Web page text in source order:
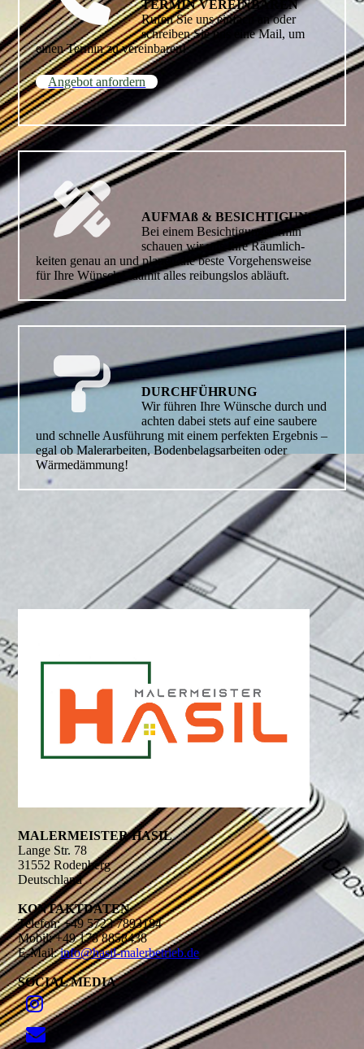
TERMIN VEREINBAREN
Rufen Sie uns einfach an oder
schreiben Sie uns eine Mail, um
einen Termin zu vereinbaren!
Angebot anfordern
AUFMAß & BESICHTI­GUNG
Bei einem Besichtigungstermin
schauen wir uns Ihre Räumlich­
keiten genau an und planen die beste Vorgehensweise
für Ihre Wünsche, damit alles reibungslos abläuft.
DURCHFÜHRUNG
Wir führen Ihre Wünsche durch und
achten dabei stets auf eine saubere
und schnelle Ausführung mit einem perfekten Ergebnis –
egal ob Maler­arbeiten, Bodenbelagsarbeiten oder
Wärmedämmung!
MALERMEISTER HASIL
Lange Str. 78
31552 Rodenberg
Deutschland
KONTAKT­DATEN
Telefon: +49 5723 7893184
Mobil: +49 178 8858438
E-Mail:info@hasil-malerbetrieb.de
SOCIAL MEDIA